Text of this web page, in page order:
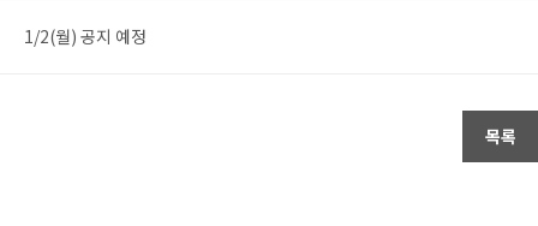
1/2(월) 공지 예정
목록